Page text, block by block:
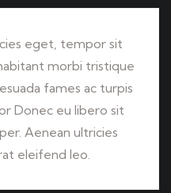
eget, tempor sit
morbi tristique
fames ac turpis
Donec eu libero sit
Aenean ultricies
eleifend leo.